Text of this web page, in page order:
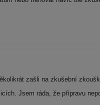
zašli na zkušební
Jsem ráda, že přípravu